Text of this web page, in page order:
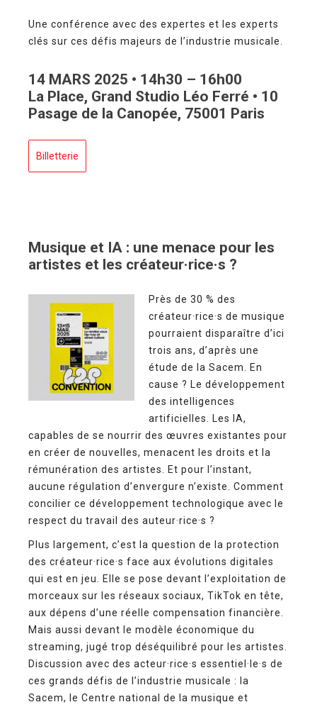
Une conférence avec des expertes et les experts
clés sur ces défis majeurs de l’industrie musicale.
14 MARS 2025 • 14h30 – 16h00
La Place, Grand Studio Léo Ferré • 10
Pasage de la Canopée, 75001 Paris
Billetterie
Musique et IA : une menace pour les
artistes et les créateur·rice·s ?
Près de 30 % des
créateur·rice·s de musique
pourraient disparaître d’ici
trois ans, d’après une
étude de la Sacem. En
cause ? Le développement
des intelligences
artificielles. Les IA,
capables de se nourrir des œuvres existantes pour
en créer de nouvelles, menacent les droits et la
rémunération des artistes. Et pour l’instant,
aucune régulation d’envergure n’existe. Comment
concilier ce développement technologique avec le
respect du travail des auteur·rice·s ?
Plus largement, c’est la question de la protection
des créateur·rice·s face aux évolutions digitales
qui est en jeu. Elle se pose devant l’exploitation de
morceaux sur les réseaux sociaux, TikTok en tête,
aux dépens d’une réelle compensation financière.
Mais aussi devant le modèle économique du
streaming, jugé trop déséquilibré pour les artistes.
Discussion avec des acteur·rice·s essentiel·le·s de
ces grands défis de l’industrie musicale : la
Sacem, le Centre national de la musique et